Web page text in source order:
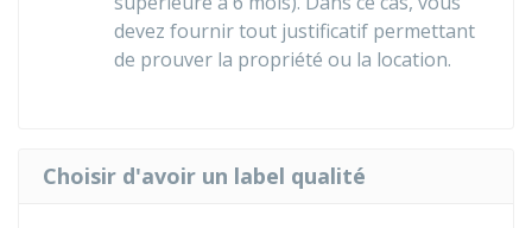
devez fournir tout justificatif permettant
de prouver la propriété ou la location.
Choisir d'avoir un label qualité